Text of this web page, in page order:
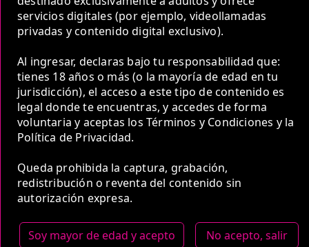
servicios digitales (por ejemplo, videollamadas
privadas y contenido digital exclusivo).
Al ingresar, declaras bajo tu responsabilidad que:
tienes 18 años o más (o la mayoría de edad en tu
jurisdicción), el acceso a este tipo de contenido es
legal donde te encuentras, y accedes de forma
voluntaria y aceptas los Términos y Condiciones y la
Política de Privacidad.
Queda prohibida la captura, grabación,
redistribución o reventa del contenido sin
autorización expresa.
Soy mayor de edad y acepto No acepto, salir
5 Horas
COP 950,000.00
Estas tarifas incluyen transporte y preservativos
Medio de Pago: